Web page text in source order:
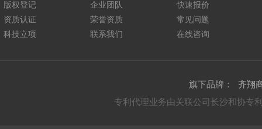
版权登记
资质认证
科技立项
企业团队
荣誉资质
联系我们
快速报价
常见问题
在线咨询
旗下品牌：
齐翔
专利代理业务由关联公司长沙和协专